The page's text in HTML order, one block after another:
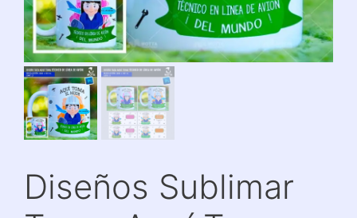
Diseños Sublimar